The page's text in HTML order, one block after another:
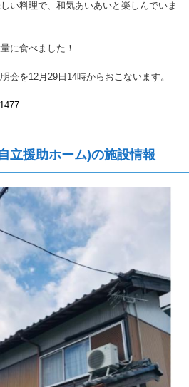
い料理で、和気あいあいと楽しんでいま
に食べました！
会を12月29日14時からおこないます。
立援助ホーム)の施設情報